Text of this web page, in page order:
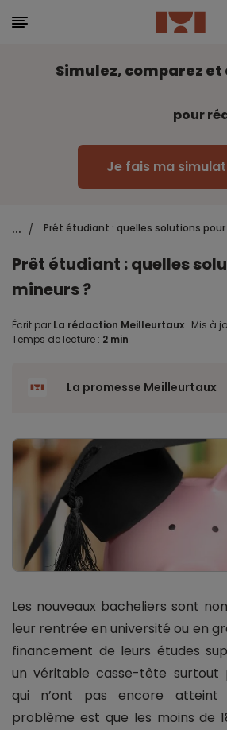
Simulez, comparez
pour
Je fais ma
... / Prêt étudiant : quelles solutions pour
Prêt étudiant : quelles
mineurs ?
Écrit par La rédaction Meilleurtaux . Mis à
Temps de lecture : 2 min
La promesse Meilleurtaux
Les nouveaux bacheliers sont
leur rentrée en université ou en
financement de leurs études
un véritable casse-tête surtout
qui n’ont pas encore atteint
problème est que les moins de